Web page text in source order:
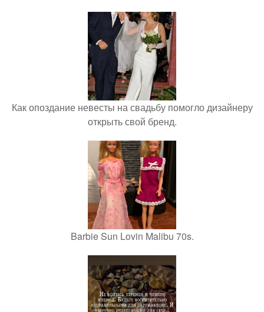
Как опоздание невесты на свадьбу помогло дизайнеру
открыть свой бренд.
Barbie Sun Lovin Malibu 70s.